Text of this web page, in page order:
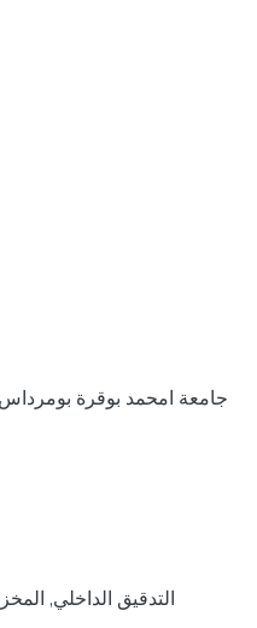
جامعة امحمد بوقرة بومرداس:
التدقيق الداخلي,